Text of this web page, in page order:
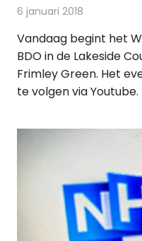
6 januari 2018
Vandaag begint het
BDO in de Lakeside
Frimley Green. Het
te volgen via Youtube.